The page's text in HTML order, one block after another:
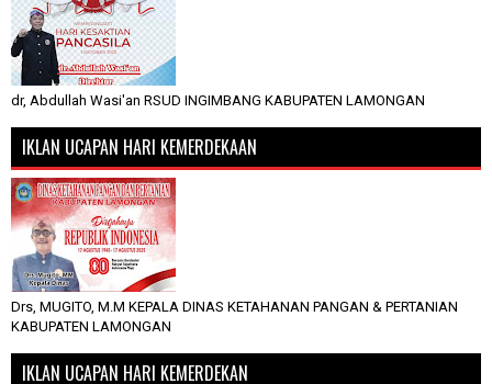
dr, Abdullah Wasi'an RSUD INGIMBANG KABUPATEN LAMONGAN
IKLAN UCAPAN HARI KEMERDEKAAN
Drs, MUGITO, M.M KEPALA DINAS KETAHANAN PANGAN & PERTANIAN
KABUPATEN LAMONGAN
IKLAN UCAPAN HARI KEMERDEKAN